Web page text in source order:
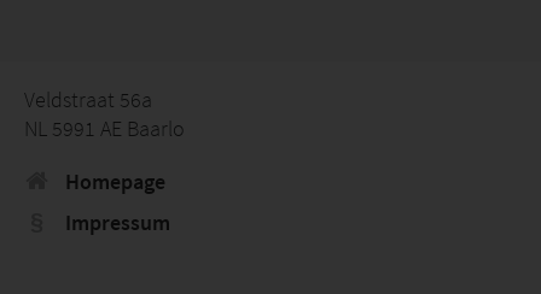
Veldstraat 56a
NL 5991 AE Baarlo
Homepage
Impressum